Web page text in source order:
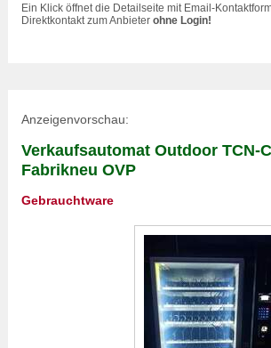
Ein Klick öffnet die Detailseite mit Email-
Direktkontakt zum Anbieter ohne Login!
Anzeigenvorschau:
Verkaufsautomat Outdoor TCN-
Fabrikneu OVP
Gebrauchtware